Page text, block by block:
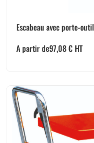
Escabeau avec porte-
A partir de97,08€ HT